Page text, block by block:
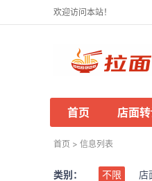
欢迎访问本站！
首页 店面
首页 > 信息列表
类别： 不限 店